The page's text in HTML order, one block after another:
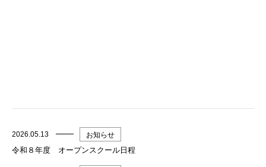
2026.05.13 お知らせ
令和８年度 オープンスクール日程